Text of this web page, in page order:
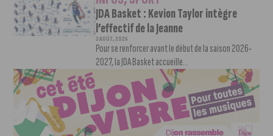
JDA Basket : Kevion Taylor intègre
l’effectif de la Jeanne
3 AOÛT, 2026
Pour se renforcer avant le début de la saison 2026-
2027, la JDA Basket accueille...